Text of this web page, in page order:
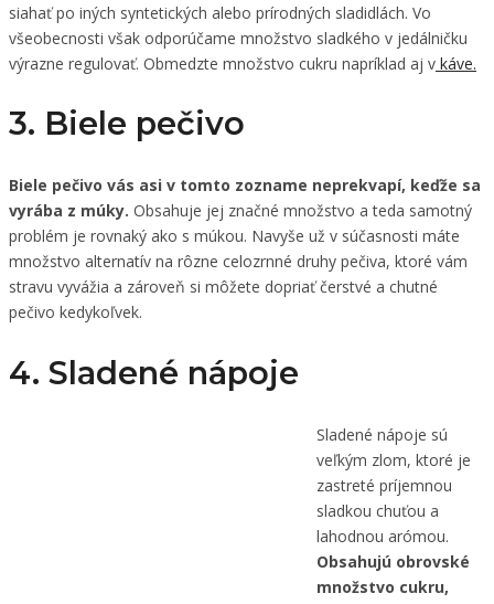
siahať po iných syntetických alebo prírodných sladidlách. Vo
všeobecnosti však odporúčame množstvo sladkého v jedálničku
výrazne regulovať. Obmedzte množstvo cukru napríklad aj v káve.
3. Biele pečivo
Biele pečivo vás asi v tomto zozname neprekvapí, keďže sa
vyrába z múky. Obsahuje jej značné množstvo a teda samotný
problém je rovnaký ako s múkou. Navyše už v súčasnosti máte
množstvo alternatív na rôzne celozrnné druhy pečiva, ktoré vám
stravu vyvážia a zároveň si môžete dopriať čerstvé a chutné
pečivo kedykoľvek.
4. Sladené nápoje
Sladené nápoje sú
veľkým zlom, ktoré je
zastreté príjemnou
sladkou chuťou a
lahodnou arómou.
Obsahujú obrovské
množstvo cukru,